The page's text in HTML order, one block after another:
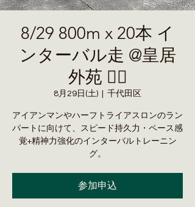
8/29 800m x 20本 イ
ンターバル走 @皇居
外苑 🏃‍♂️
8月29日(土) 千代田区
アイアンマンやハーフトライアスロンのラン
パートに向けて、スピード持久力・ペース感
覚+精神力強化のインターバルトレーニン
グ。
参加申込